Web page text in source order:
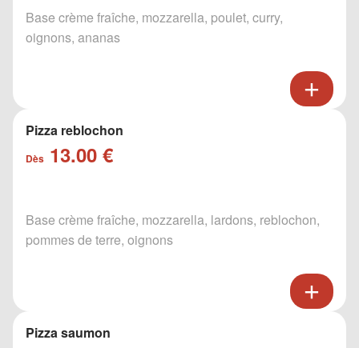
Base crème fraîche, mozzarella, poulet, curry,
oignons, ananas
Pizza reblochon
Dès 13.00 €
Base crème fraîche, mozzarella, lardons, reblochon,
pommes de terre, oignons
Pizza saumon